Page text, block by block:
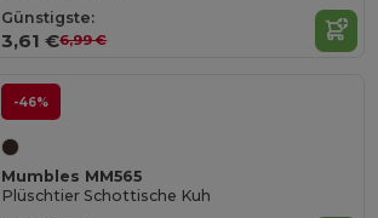
Günstigste:
3,61 €6,99 €
-46%
Mumbles MM565
Plüschtier Schottische Kuh